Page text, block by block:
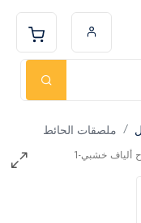
ملصقات الحائط